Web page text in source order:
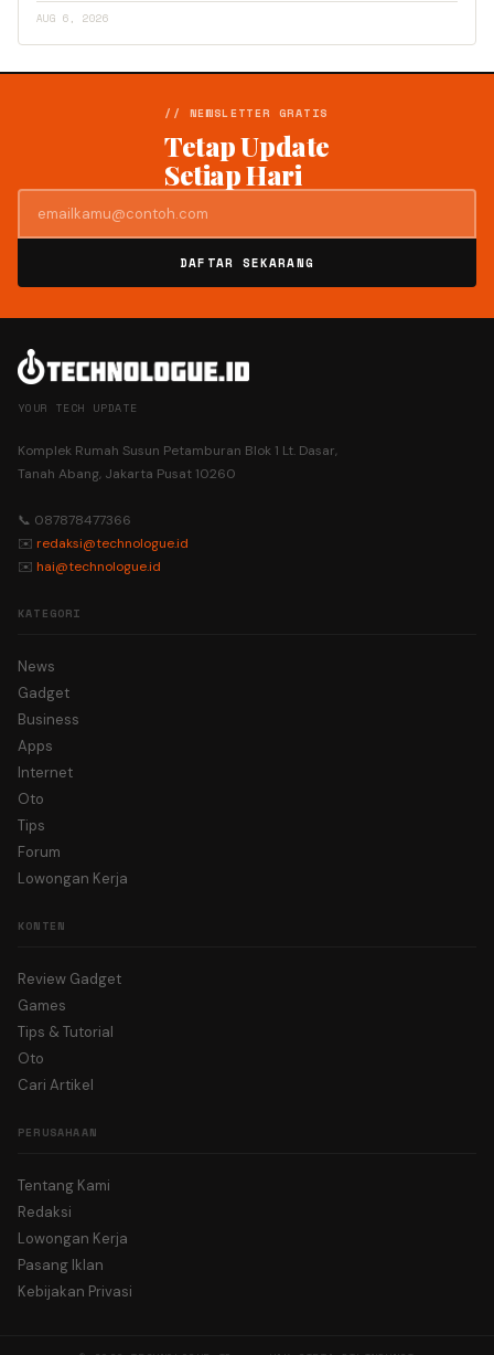
AUG 6, 2026
// NEWSLETTER GRATIS
Tetap Update
Setiap Hari
DAFTAR SEKARANG
YOUR TECH UPDATE
Komplek Rumah Susun Petamburan Blok 1 Lt. Dasar,
Tanah Abang, Jakarta Pusat 10260
📞 087878477366
✉️ redaksi@technologue.id
✉️ hai@technologue.id
KATEGORI
News
Gadget
Business
Apps
Internet
Oto
Tips
Forum
Lowongan Kerja
KONTEN
Review Gadget
Games
Tips & Tutorial
Oto
Cari Artikel
PERUSAHAAN
Tentang Kami
Redaksi
Lowongan Kerja
Pasang Iklan
Kebijakan Privasi